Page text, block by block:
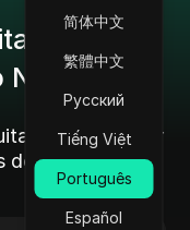
简体中文
繁體中文
Русский
Tiếng Việt
Português
Español
Online:
para verificar
do navegador